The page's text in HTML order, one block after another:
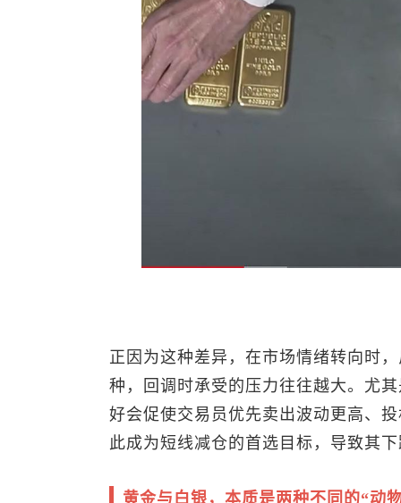
正因为这种差异，在市场情绪转向时
种，回调时承受的压力往往越大。尤
好会促使交易员优先卖出波动更高、
此成为短线减仓的首选目标，导致其下
黄金与白银，本质是两种不同的“动